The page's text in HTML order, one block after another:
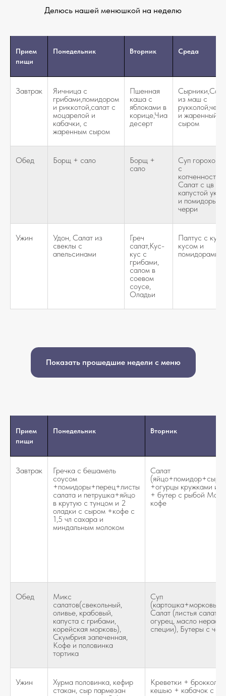
Делюсь нашей менюшкой на неделю
Прием
пищи
Понедельник Вторник Среда
Завтрак
Яичница с
грибами,помидором
и риккотой,салат с
моцарелой и
кабачки, с
жаренным сыром
Пшенная
каша с
яблоками в
корице,Чиа
десерт
из маш с
и жаренный
сыром
Обед Борщ + сало
Борщ +
сало
Суп
с
Салат с цв
капустой
и помидоры
черри
Ужин
Удон, Салат из
свеклы с
апельсинами
Греч
салат,Кус-
кус с
грибами,
салом в
соевом
соусе,
Оладьи
Палтус с кус
кусом и
помидорами
Показать прошедшие недели с меню
Прием
пищи
Понедельник Вторник
Завтрак
Гречка с бешамель
соусом
+помидоры+перец+листы
салата и петрушка+яйцо
в крутую с тунцом и 2
оладки с сыром +кофе с
1,5 чл сахара и
миндальным молоком
Салат
+огурцы кружками и
+ бутер с рыбой
кофе
Обед
Микс
салатов(свекольный,
оливье, крабовый,
капуста с грибами,
корейская морковь),
Скумбрия запеченная,
Кофе и половинка
тортика
Суп
Салат (листья
огурец, масло
специи), Бутеры с
Ужин
Хурма половинка, кефир
стакан, сыр пармезан
Креветки + брокколи
кешью + кабачок с